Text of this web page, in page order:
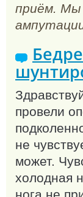
приём. Мы
провели
не
может.
холодная